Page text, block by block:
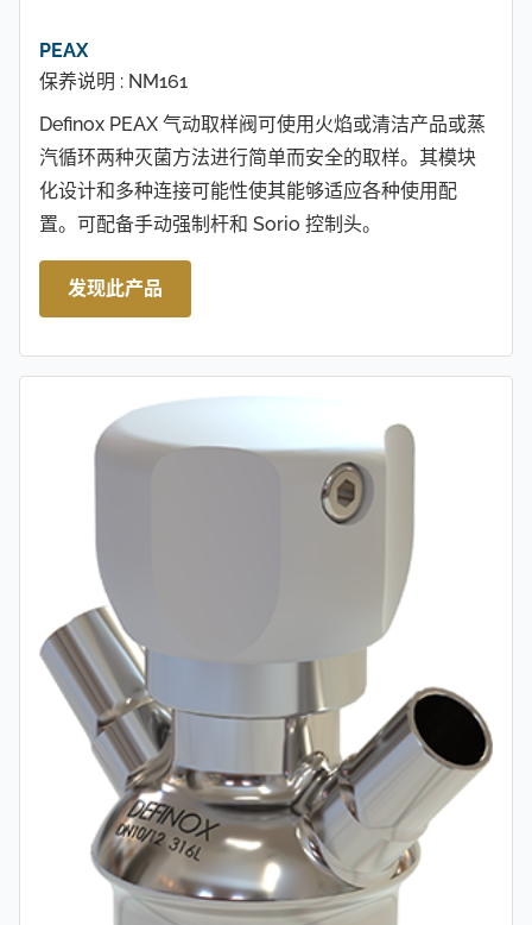
PEAX
保养说明 : NM161
Definox PEAX 气动取样阀可使用火焰或清洁产品或蒸
汽循环两种灭菌方法进行简单而安全的取样。其模块
化设计和多种连接可能性使其能够适应各种使用配
置。可配备手动强制杆和 Sorio 控制头。
发现此产品